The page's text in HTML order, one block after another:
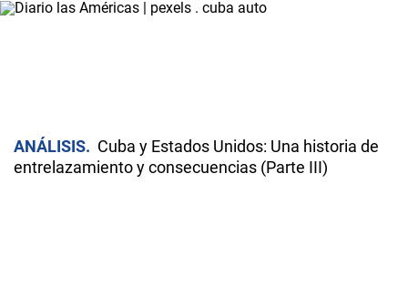
ANÁLISIS
Cuba y Estados Unidos: Una historia de
entrelazamiento y consecuencias (Parte III)